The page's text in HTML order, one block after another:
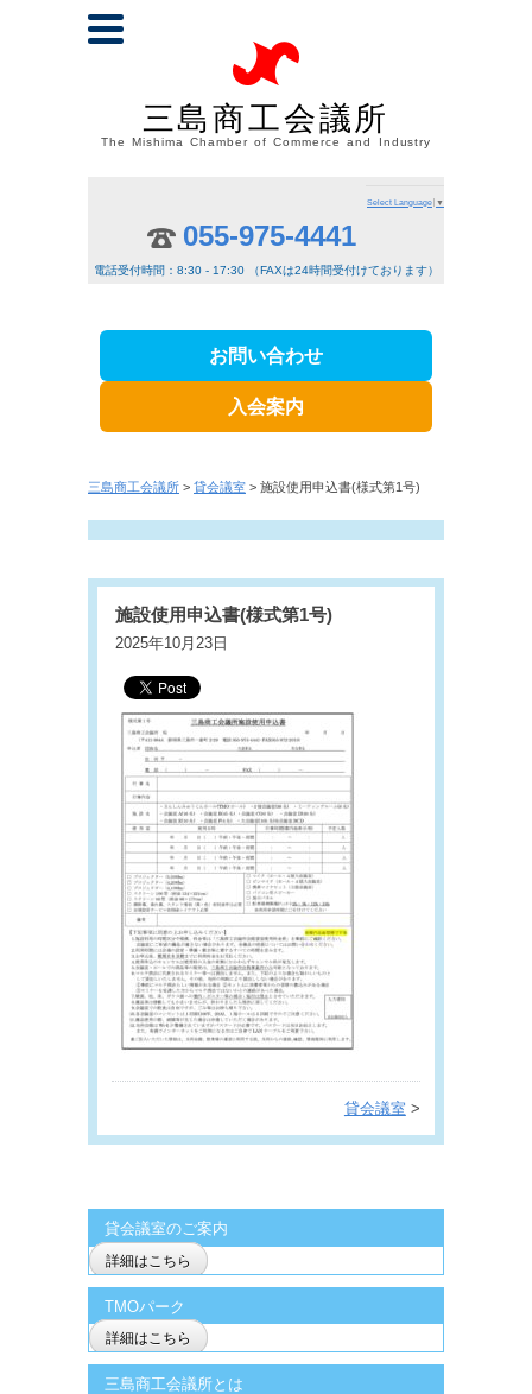
三島商工会議所
The Mishima Chamber of Commerce and Industry
Select Language ▼
055-975-4441
電話受付時間：8:30 - 17:30 （FAXは24時間受付けております）
お問い合わせ
入会案内
三島商工会議所 > 貸会議室 > 施設使用申込書(様式第1号)
施設使用申込書(様式第1号)
2025年10月23日
貸会議室 >
貸会議室のご案内
詳細はこちら
TMOパーク
詳細はこちら
三島商工会議所とは